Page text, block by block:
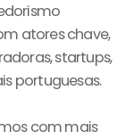
atores chave,
startups,
portuguesas.
com mais